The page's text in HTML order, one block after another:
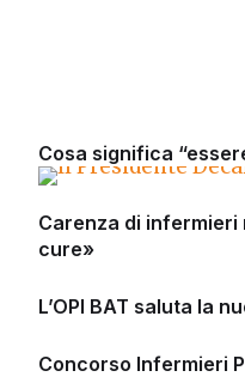
Cosa significa
Carenza di infermieri
cure»
L’OPI BAT saluta la
Concorso Infermieri